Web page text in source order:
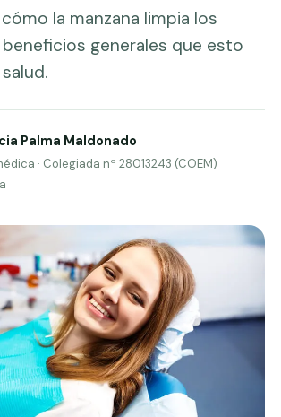
la manzana limpia los
generales que esto
Palma Maldonado
· Colegiada nº 28013243 (COEM)